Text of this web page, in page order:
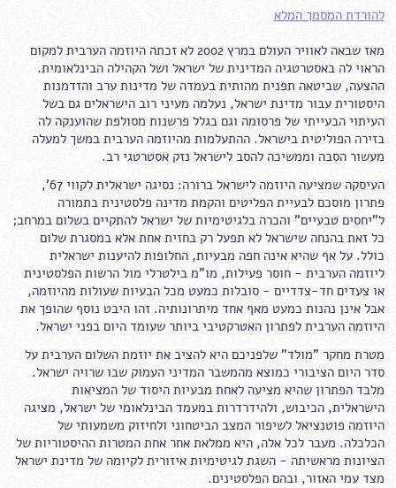
להורדת המסמך המלא
מאז שבאה לאוויר העולם במרץ 2002 לא זכתה היוזמה הערבית למקום
הראוי לה באסטרטגיה המדינית של ישראל ושל הקהילה הבינלאומית.
ההצעה, שביטאה תפנית מהותית בעמדה של מדינות ערב והזדמנות
היסטורית עבור מדינת ישראל, נעלמה מעיני רוב הישראלים גם בשל
העיתוי הבעייתי של פרסומה וגם בגלל פרשנות מסולפת שהוענקה לה
בזירה הפוליטית בישראל. ההתעלמות מהיוזמה הערבית במשך למעלה
מעשור הסבה וממשיכה להסב לישראל נזק אסטרטגי רב.
העיסקה שמציעה היוזמה לישראל ברורה: נסיגה ישראלית לקווי 67',
פתרון מוסכם לבעיית הפליטים והקמת מדינה פלסטינית בתמורה
ל"יחסים טבעיים" והכרה בלגיטימיות של ישראל להתקיים בשלום במרחב;
כל זאת בהנחה שישראל לא תפעל רק בחזית אחת אלא במסגרת שלום
כולל. על אף שהיא אינה חפה מבעיות, החלופות להיענות ישראלית
ליוזמה הערבית - חוסר פעילות, מו"מ בילטרלי מול הרשות הפלסטינית
או צעדים חד-צדדיים - סובלות כמעט מכל הבעיות שעולות מהיוזמה,
אבל אינן נהנות כמעט מאף אחד מיתרונותיה. זהו היבט נוסף שהופך את
היוזמה הערבית לפתרון האטרקטיבי ביותר שעומד היום בפני ישראל.
מטרת מחקר "מולד" שלפניכם היא להציב את יוזמת השלום הערבית על
סדר היום הציבורי כמוצא מהמשבר המדיני העמוק שבו שרויה ישראל.
מלבד הפתרון שהיא מציעה לאחת מבעיות היסוד של המציאות
הישראלית, הכיבוש, ולהידרדרות במעמד הבינלאומי של ישראל, מציגה
היוזמה פוטנציאל לשיפור המצב הביטחוני ולחיזוק משמעותי של
הכלכלה. מעבר לכל אלה, היא ממלאת אחר אחת המטרות ההיסטוריות של
הציונות מראשיתה - השגת לגיטימיות איזורית לקיומה של מדינת ישראל
מצד עמי האזור, ובהם הפלסטינים.